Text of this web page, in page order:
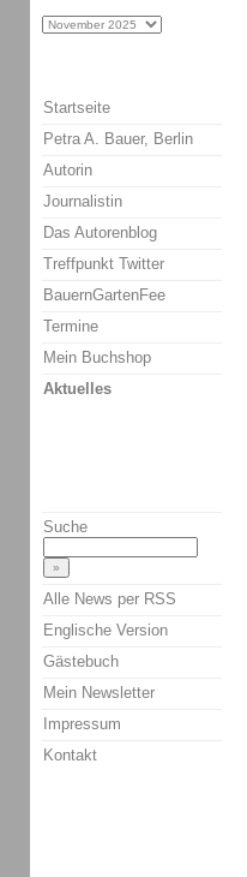
Startseite
Petra A. Bauer, Berlin
Autorin
Journalistin
Das Autorenblog
Treffpunkt Twitter
BauernGartenFee
Termine
Mein Buchshop
Aktuelles
Suche
Alle News per RSS
Englische Version
Gästebuch
Mein Newsletter
Impressum
Kontakt